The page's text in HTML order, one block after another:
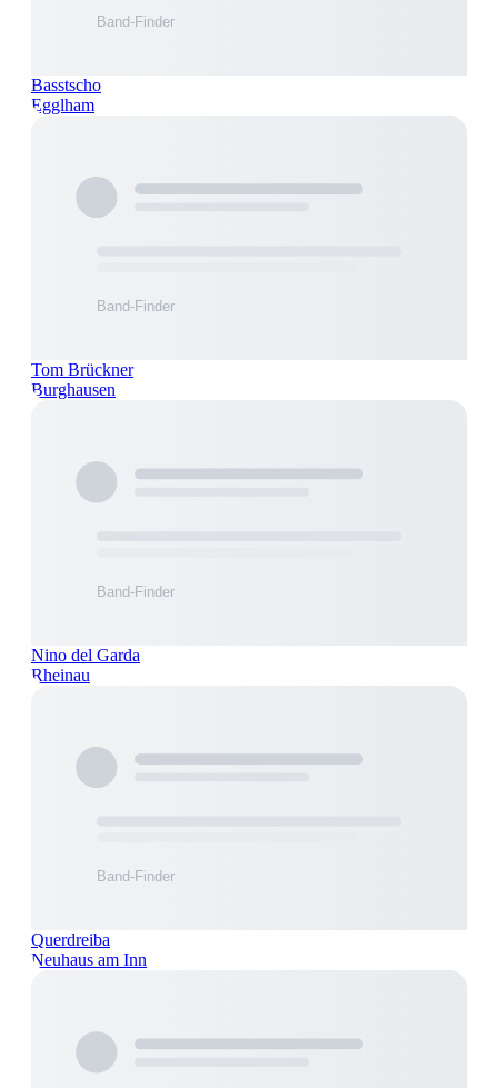
Basstscho
Egglham
Tom Brückner
Burghausen
Nino del Garda
Rheinau
Querdreiba
Neuhaus am Inn